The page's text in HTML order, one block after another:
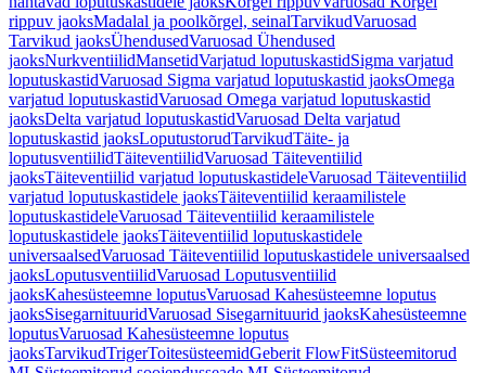
rippuv jaoksMadalal ja poolkõrgel, seinalTarvikudVaruosad
Tarvikud jaoksÜhendusedVaruosad Ühendused
jaoksNurkventiilidMansetidVarjatud loputuskastidSigma varjatud
loputuskastidVaruosad Sigma varjatud loputuskastid jaoksOmega
varjatud loputuskastidVaruosad Omega varjatud loputuskastid
jaoksDelta varjatud loputuskastidVaruosad Delta varjatud
loputuskastid jaoksLoputustorudTarvikudTäite- ja
loputusventiilidTäiteventiilidVaruosad Täiteventiilid
jaoksTäiteventiilid varjatud loputuskastideleVaruosad Täiteventiilid
varjatud loputuskastidele jaoksTäiteventiilid keraamilistele
loputuskastideleVaruosad Täiteventiilid keraamilistele
loputuskastidele jaoksTäiteventiilid loputuskastidele
universaalsedVaruosad Täiteventiilid loputuskastidele universaalsed
jaoksLoputusventiilidVaruosad Loputusventiilid
jaoksKahesüsteemne loputusVaruosad Kahesüsteemne loputus
jaoksSisegarnituuridVaruosad Sisegarnituurid jaoksKahesüsteemne
loputusVaruosad Kahesüsteemne loputus
jaoksTarvikudTrigerToitesüsteemidGeberit FlowFitSüsteemitorud